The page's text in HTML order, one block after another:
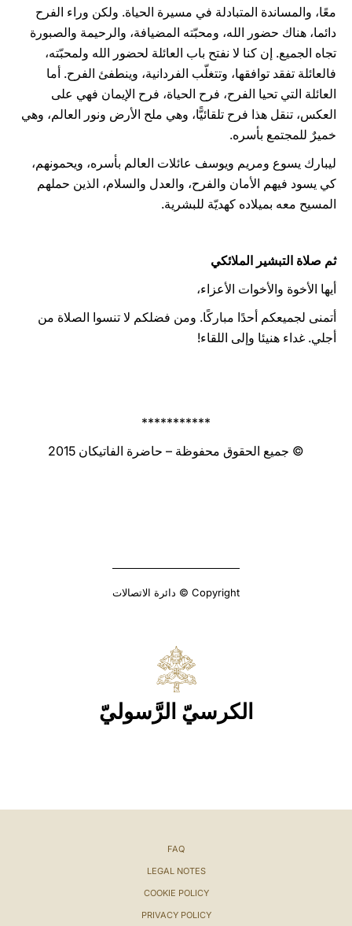
معًا، والمساندة المتبادلة في مسيرة الحياة. ولكن وراء الفرح
دائما، هناك حضور الله، ومحبّته المضيافة، والرحيمة والصبورة
تجاه الجميع. إن كنا لا نفتح باب العائلة لحضور الله ولمحبّته،
فالعائلة تفقد توافقها، وتتغلّب الفردانية، وينطفئ الفرح. أما
العائلة التي تحيا الفرح، فرح الحياة، فرح الإيمان فهي على
العكس، تنقل هذا فرح تلقائيًّا، وهي ملح الأرض ونور العالم، وهي
خميرٌ للمجتمع بأسره.
ليبارك يسوع ومريم ويوسف عائلات العالم بأسره، ويحمونهم،
كي يسود فيهم الأمان والفرح، والعدل والسلام، الذين حملهم
المسيح معه بميلاده كهديّة للبشرية.
ثم صلاة التبشير الملائكي
أيها الأخوة والأخوات الأعزاء،
أتمنى لجميعكم أحدًا مباركًا. ومن فضلكم لا تنسوا الصلاة من
أجلي. غداء هنيئا وإلى اللقاء!
***********
© جميع الحقوق محفوظة – حاضرة الفاتيكان 2015
Copyright © دائرة الاتصالات
الكرسيّ الرَّسوليّ
FAQ
LEGAL NOTES
COOKIE POLICY
PRIVACY POLICY